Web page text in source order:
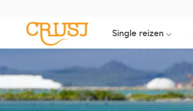
Single reizen